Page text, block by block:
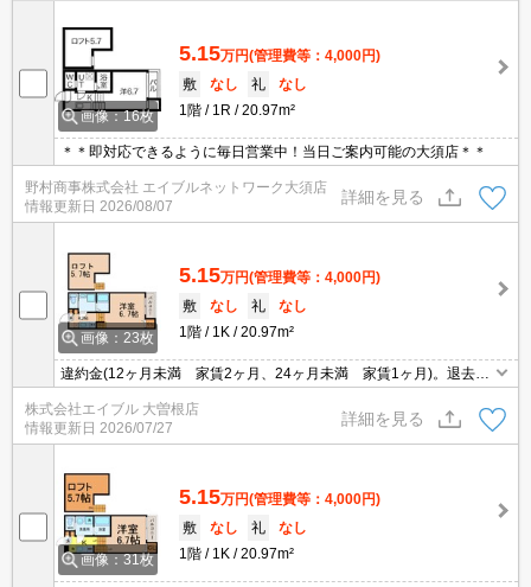
画像：16枚
5.15万円(管理費等：4,000円)
敷
なし 礼
なし
1階
1R 20.97m²
＊＊即対応できるように毎日営業中！当日ご案内可能の大須店＊＊
野村商事株式会社 エイブルネットワーク大須店
情報更新日 2026/08/07
詳細を見る
画像：23枚
5.15万円(管理費等：4,000円)
敷
なし 礼
なし
1階
1K 20.97m²
違約金(12ヶ月未満 家賃2ヶ月、24ヶ月未満 家賃1ヶ月)。退去
時、エアコン洗浄代13,200円。退室時清掃料44,000円。インターネ
ット無料。退去時、エアコン洗浄代13,200円。
株式会社エイブル 大曽根店
情報更新日 2026/07/27
詳細を見る
画像：31枚
5.15万円(管理費等：4,000円)
敷
なし 礼
なし
1階
1K 20.97m²